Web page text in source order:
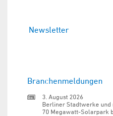
Newsletter
Branchenmeldungen
3. August 2026
Berliner Stadtwerke
70 Megawatt-Solarpark